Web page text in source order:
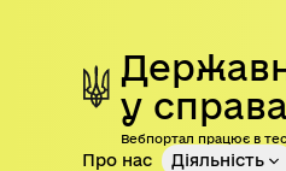
у
Вебпортал працює в
Про нас Діяльність